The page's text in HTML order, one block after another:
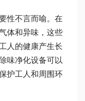
不言而喻。在
体和异味，这些
人的健康产生长
味净化设备可以
护工人和周围环